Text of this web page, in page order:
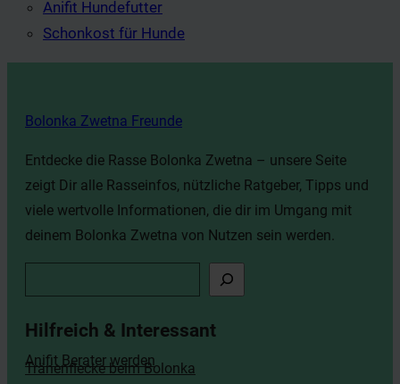
Anifit Hundefutter
Schonkost für Hunde
Bolonka Zwetna Freunde
Entdecke die Rasse Bolonka Zwetna – unsere Seite
zeigt Dir alle Rasseinfos, nützliche Ratgeber, Tipps und
viele wertvolle Informationen, die dir im Umgang mit
deinem Bolonka Zwetna von Nutzen sein werden.
u
c
e
Hilfreich & Interessant
Anifit Berater werden
Tränenflecke beim Bolonka